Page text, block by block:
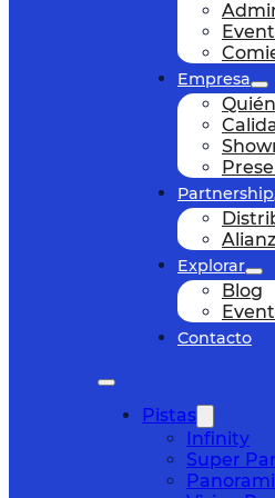
Empresa
Partnership
Explorar
Blog
Contacto
Pistas
Infinity
Super